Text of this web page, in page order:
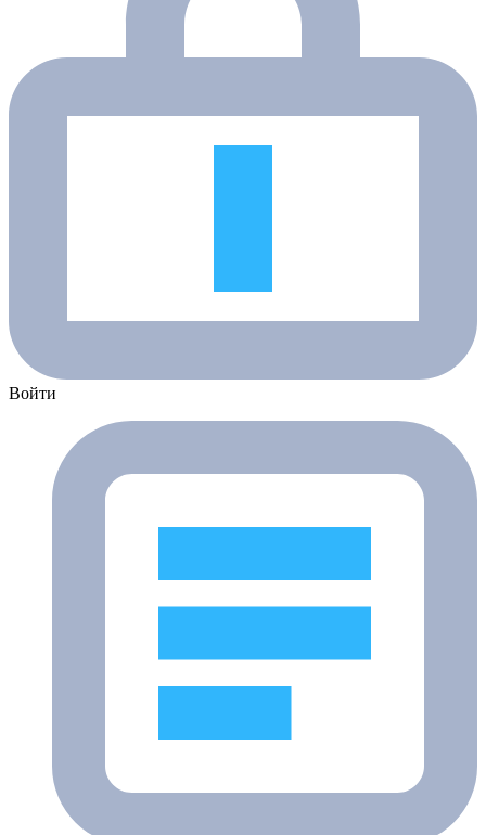
Войти